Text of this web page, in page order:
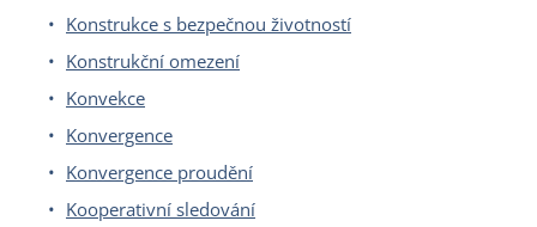
Konstrukce s bezpečnou životností
Konstrukční omezení
Konvekce
Konvergence
Konvergence proudění
Kooperativní sledování